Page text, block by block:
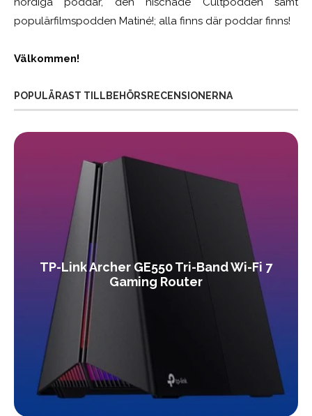
populärfilmspodden Matiné!; alla finns där poddar finns!
Välkommen!
POPULÄRAST TILLBEHÖRSRECENSIONERNA
TP-Link Archer GE550 Tri-Band Wi-Fi 7
Gaming Router